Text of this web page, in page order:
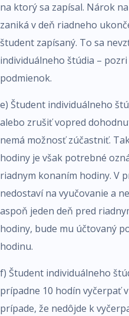
na ktorý sa zapísal. Nárok
zaniká v deň riadneho
študent zapísaný. To sa
individuálneho štúdia – pozri
podmienok.
e) Študent individuálneho
alebo zrušiť vopred
nemá možnosť zúčastniť.
hodiny je však potrebné
riadnym konaním hodiny. V
nedostaví na vyučovanie a
aspoň jeden deň pred
hodiny, bude mu účtovaný
hodinu.
f) Študent individuálneho
prípadne 10 hodín vyčerpať
prípade, že nedôjde k